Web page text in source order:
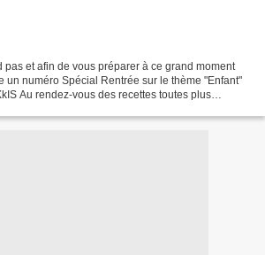
pas et afin de vous préparer à ce grand moment
un numéro Spécial Rentrée sur le thème "Enfant"
Au rendez-vous des recettes toutes plus